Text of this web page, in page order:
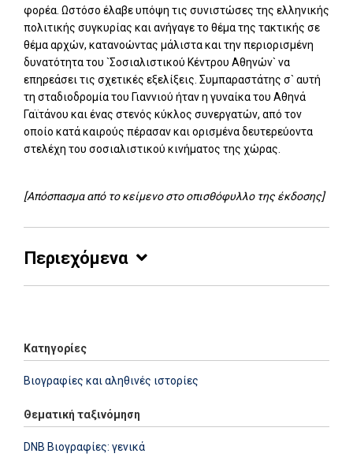
φορέα. Ωστόσο έλαβε υπόψη τις συνιστώσες της ελληνικής
πολιτικής συγκυρίας και ανήγαγε το θέμα της τακτικής σε
θέμα αρχών, κατανοώντας μάλιστα και την περιορισμένη
δυνατότητα του `Σοσιαλιστικού Κέντρου Αθηνών` να
επηρεάσει τις σχετικές εξελίξεις. Συμπαραστάτης σ` αυτή
τη σταδιοδρομία του Γιαννιού ήταν η γυναίκα του Αθηνά
Γαϊτάνου και ένας στενός κύκλος συνεργατών, από τον
οποίο κατά καιρούς πέρασαν και ορισμένα δευτερεύοντα
στελέχη του σοσιαλιστικού κινήματος της χώρας.
[Απόσπασμα από το κείμενο στο οπισθόφυλλο της έκδοσης]
Περιεχόμενα
Κατηγορίες
Βιογραφίες και αληθινές ιστορίες
Θεματική ταξινόμηση
DNB Βιογραφίες: γενικά